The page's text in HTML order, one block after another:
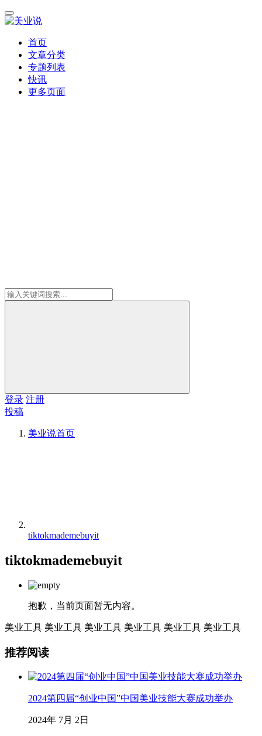
首页
文章分类
专题列表
快讯
更多页面
登录 注册
投稿
美业说首页
tiktokmademebuyit
tiktokmademebuyit
抱歉，当前页面暂无内容。
美业工具 美业工具 美业工具 美业工具 美业工具 美业工具
推荐阅读
2024第四届“创业中国”中国美业技能大赛成功举办
2024年 7月 2日